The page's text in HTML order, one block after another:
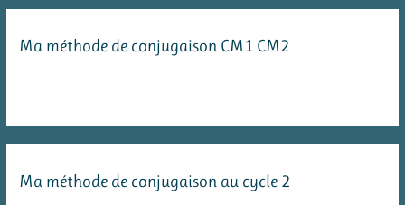
Ma méthode de conjugaison CM1 CM2
Ma méthode de conjugaison au cycle 2